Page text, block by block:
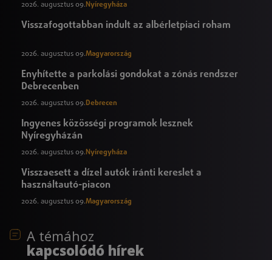
2026. augusztus 09. Nyíregyháza
Visszafogottabban indult az albérletpiaci roham
2026. augusztus 09.Magyarország
Enyhítette a parkolási gondokat a zónás rendszer
Debrecenben
2026. augusztus 09.Debrecen
Ingyenes közösségi programok lesznek
Nyíregyházán
2026. augusztus 09. Nyíregyháza
Visszaesett a dízel autók iránti kereslet a
használtautó-piacon
2026. augusztus 09.Magyarország
A témához
kapcsolódó hírek